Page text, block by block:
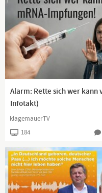
Alarm: Rette sich wer kann
Infotakt)
klagemauerTV
184